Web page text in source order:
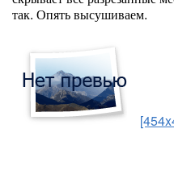
так. Опять высушиваем.